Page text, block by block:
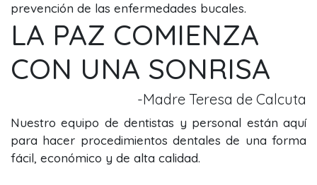
prevención de las enfermedades bucales.
LA PAZ COMIENZA
CON UNA SONRISA
-Madre Teresa de Calcuta
Nuestro equipo de dentistas y personal están aquí
para hacer procedimientos dentales de una forma
fácil, económico y de alta calidad.